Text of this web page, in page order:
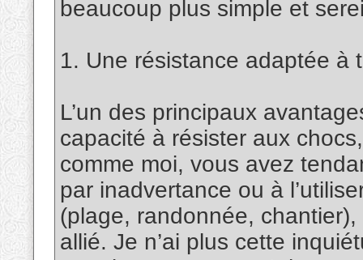
beaucoup plus simple et
1. Une résistance adaptée à
L’un des principaux
capacité à résister aux
comme moi, vous avez
par inadvertance ou à
(plage, randonnée,
allié. Je n’ai plus cette